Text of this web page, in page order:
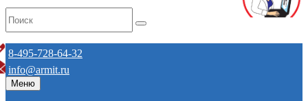
8-495-728-64-32
info@armit.ru
Меню